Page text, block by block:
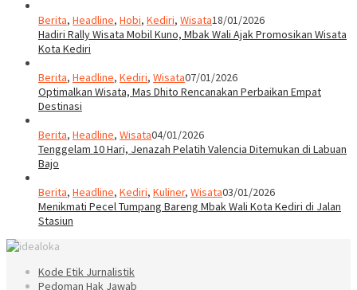
Berita, Headline, Hobi, Kediri, Wisata18/01/2026
Hadiri Rally Wisata Mobil Kuno, Mbak Wali Ajak Promosikan Wisata
Kota Kediri
Berita, Headline, Kediri, Wisata07/01/2026
Optimalkan Wisata, Mas Dhito Rencanakan Perbaikan Empat
Destinasi
Berita, Headline, Wisata04/01/2026
Tenggelam 10 Hari, Jenazah Pelatih Valencia Ditemukan di Labuan
Bajo
Berita, Headline, Kediri, Kuliner, Wisata03/01/2026
Menikmati Pecel Tumpang Bareng Mbak Wali Kota Kediri di Jalan
Stasiun
Kode Etik Jurnalistik
Pedoman Hak Jawab